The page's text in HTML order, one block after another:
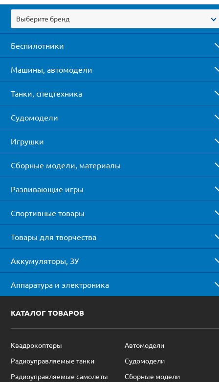
Выберите бренд
Беспилотники
Машины, автомодели
Танки, спецтехника
Судомодели
Игрушки
Сборные модели, материалы
Развивающие игры
Спортивные товары
Товары для творчества
Аккумуляторы, ЗУ
Аппаратура и электроника
КАТАЛОГ ТОВАРОВ
Квадрокоптеры
Автомодели
Радиоуправляемые танки
Судомодели
Радиоуправляемые самолеты
Сборные модели